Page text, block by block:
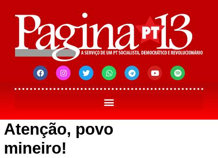
Atenção, povo
mineiro!